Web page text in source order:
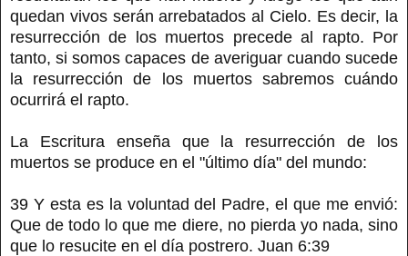
quedan vivos serán arrebatados al Cielo. Es decir, la
resurrección de los muertos precede al rapto. Por
tanto, si somos capaces de averiguar cuando sucede
la resurrección de los muertos sabremos cuándo
ocurrirá el rapto.
La Escritura enseña que la resurrección de los
muertos se produce en el "último día" del mundo:
39 Y esta es la voluntad del Padre, el que me envió:
Que de todo lo que me diere, no pierda yo nada, sino
que lo resucite en el día postrero. Juan 6:39